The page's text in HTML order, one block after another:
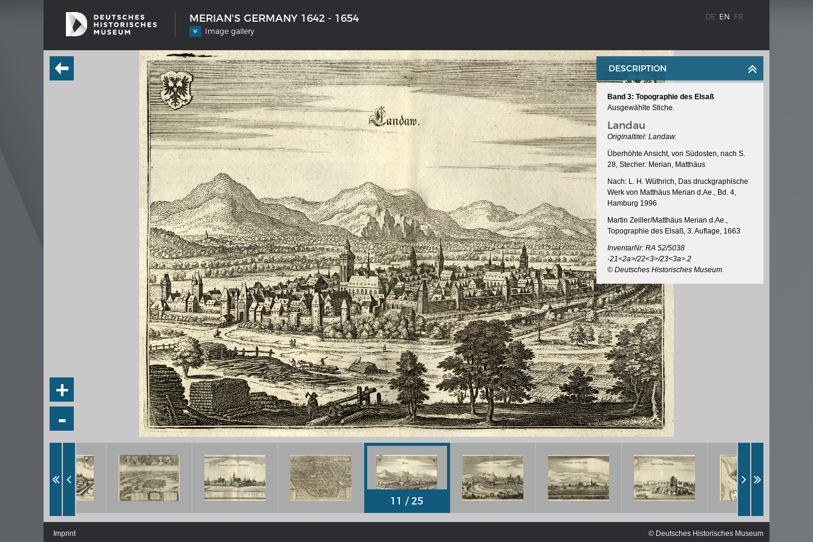
MERIAN'S GERMANY 1642 - 1654
Image gallery
DE EN FR
Milestones in the history of European
MERIAN'S GERMANY 1642 - 1654
Interaktive Karte
Image gallery
Imprint
Wissenswert
THE RHINE FROM BASEL TO KOBLENZ
Entirely new depiction of the Rhine river
1794
Details of the historical map
French-German history alongside the
Rhine
Chronologie der deutsch-französischen
Geschichte
WEIMAR: THE ESSENCE AND VALUE OF
DEMOCRACY
Government programme
+
-
DESCRIPTION
Band 3: Topographie des Elsaß
Ausgewählte Stiche.
Landau
Originaltitel: Landaw.
Überhöhte Ansicht, von Südosten, nach S.
28, Stecher: Merian, Matthäus
Nach: L. H. Wüthrich, Das druckgraphische
Werk von Matthäus Merian d.Ae., Bd. 4,
Hamburg 1996
Martin Zeiller/Matthäus Merian d.Ae.,
Topographie des Elsaß, 3. Auflage, 1663
InventarNr: RA 52/5038
-21<2a>/22<3>/23<3a>.2
© Deutsches Historisches Museum
Imprint © Deutsches Historisches Museum